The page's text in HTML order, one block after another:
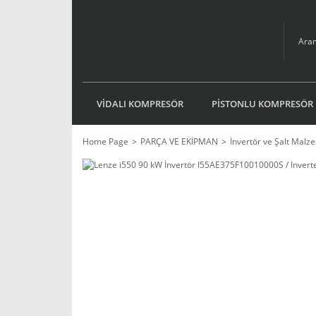
VİDALI KOMPRESÖR PİSTONLU KOMPRESÖR
Home Page PARÇA VE EKİPMAN İnvertör ve Şalt